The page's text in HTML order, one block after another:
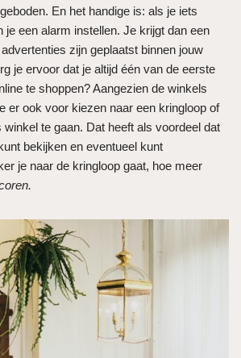
En het handige is: als je iets
een alarm instellen. Je krijgt dan een
zijn geplaatst binnen jouw
je ervoor dat je altijd één van de eerste
te shoppen? Aangezien de winkels
er ook voor kiezen naar een kringloop of
winkel te gaan. Dat heeft als voordeel dat
bekijken en eventueel kunt
je naar de kringloop gaat, hoe meer